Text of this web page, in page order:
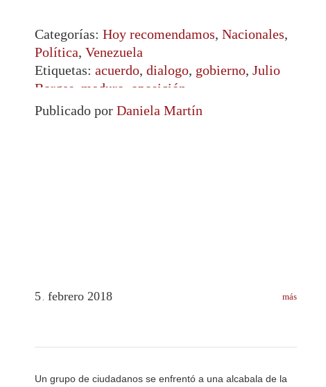
Categorías: Hoy recomendamos, Nacionales,
Política, Venezuela
Etiquetas: acuerdo, dialogo, gobierno, Julio
Borges maduro
oposición
Publicado por Daniela Martín
5 febrero 2018
Un grupo de ciudadanos se enfrentó a una alcabala de la
más